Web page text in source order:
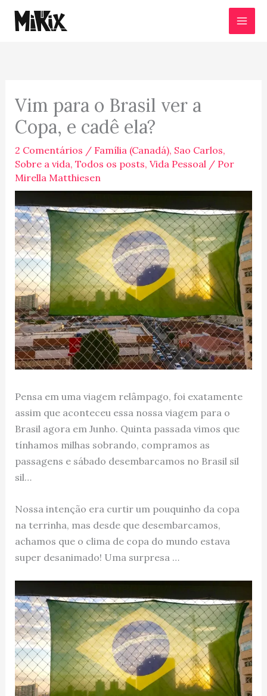
para
Vim para o Brasil ver a
Copa, e cadê ela?
2 Comentários / Família (Canadá), Sao Carlos,
Sobre a vida, Todos os posts, Vida Pessoal/ Por
Mirella Matthiesen
Pensa em uma viagem relâmpago, foi exatamente
assim que aconteceu essa nossa viagem para o
Brasil agora em Junho. Quinta passada vimos que
tínhamos milhas sobrando, compramos as
passagens e sábado desembarcamos no Brasil sil
sil…
Nossa intenção era curtir um pouquinho da copa
na terrinha, mas desde que desembarcamos,
achamos que o clima de copa do mundo estava
super desanimado! Uma surpresa …